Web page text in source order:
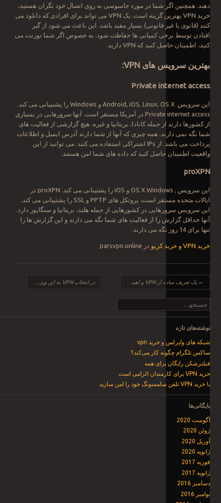
دهند. همچنین اگر شما در مورد جاسوسی به روی اتصال خود نگران هستید،
خرید VPN بهترین گزینه است. یک VPN می تواند برای افرادی که دانلود می
کنند (قانوی یا غیر قانونی) بسیار مفید باشد. این باعث می شود از گیر
افتادن توسط برخی کمپانی ها حفاظت شود. به خصوص اگر شما تورنت می
کنید، اطمینان حاصل کنید که VPN دارید.
بهترین سرویس های VPN
:
Private internet access
این سرویس Android, iOS, Linux, OS X و Windows را پشتیبانی می کند.
Private internet access در آمریکا مستقر است. آنها سرورهایی در بسیاری
از کشورها دارند از جمله کانادا، بریتانیا و غیره. هیچ گزارشی از فعالیت های
شما نگه نمی دارند. همه چیزی که آنها از شما دارند آدرس ایمیل و اطلاعات
پرداخت می باشد. از IPs اشتراکی استفاده می کنند. می توانید از این
واقعیت اطمینان حاصل کنید که داده های شما امن هستند.
proXPN
این سرویس , OS X Windows و iOS را پشتیبانی می کند. proXPN در
ایالات متحده مستقر است، پروتکل های PPTP و SSL را پشتیبانی می کند.
این سرویس سرورهایی در کشورهایی از جمله هلند، بریتانیا و سنگاپور دارد.
آنها حداقل گزارش را از فعالیت های شما نگه می دارند و این گزارش ها را
تنها برای 14 روز نگه می دارند.
خرید VPN و خرید کریو در parsvpn.online
ناوبری نوشته
← یک تعریف ساده از VPN و اهمیت آن
جست‌وجو
نوشته‌های تازه
شبکه های وایرلس و خرید vpn
ساکس تلگرام چگونه کار می‌کند؟
فیلترشکن رایگان برای همه
خرید VPN برای کارمندان الزامی است
با خرید VPN تلفن سامسونگ خود را امن سازید
بایگانی‌ها
آگوست 2020
ژوئن 2020
آوریل 2020
ژانویه 2020
فوریه 2017
ژانویه 2017
دسامبر 2016
نوامبر 2016